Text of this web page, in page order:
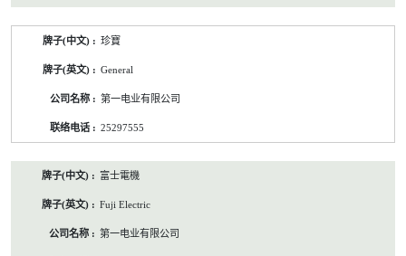
珍寶
General
第一电业有限公司
25297555
富士電機
Fuji Electric
第一电业有限公司